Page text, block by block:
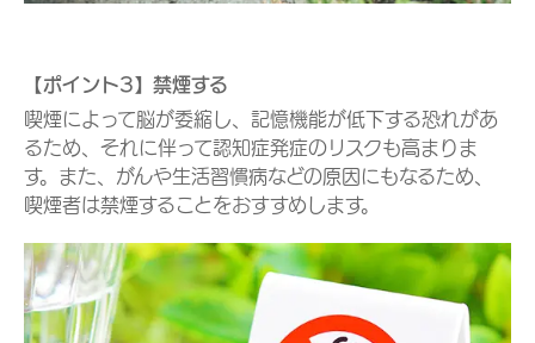
【ポイント3】禁煙する
喫煙によって脳が委縮し、記憶機能が低下する恐れがあ
るため、それに伴って認知症発症のリスクも高まりま
す。また、がんや生活習慣病などの原因にもなるため、
喫煙者は禁煙することをおすすめします。